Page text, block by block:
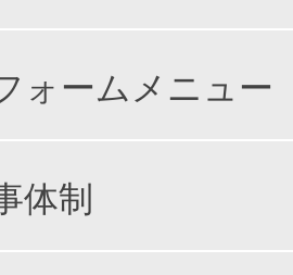
ォームメニュー
体制